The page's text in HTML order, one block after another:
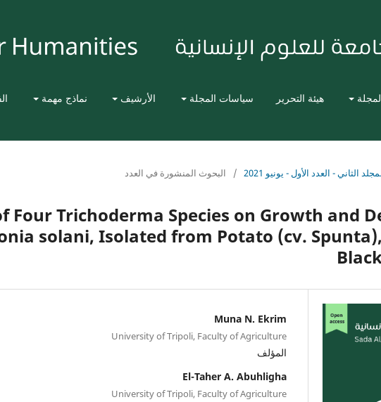
هيئة التحرير سياسات المجلة الأرشيف نماذج مهمة
الثاني - العدد الأول - يونيو 2021 / البحوث المنشورة في العدد
Four Trichoderma Species on Growth and
solani, Isolated from Potato (cv.
Muna N. Ekrim
University of Tripoli, Faculty of Agriculture
المؤلف
El-Taher A. Abuhligha
University of Tripoli, Faculty of Agriculture